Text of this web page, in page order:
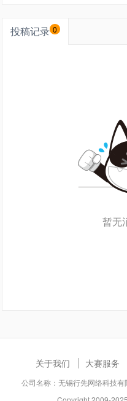
投稿记录 0
暂无
关于我们 大赛服务
公司名称：无锡行先网络科技